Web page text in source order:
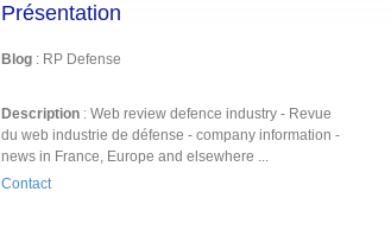
Présentation
Blog : RP Defense
Description : Web review defence industry - Revue
du web industrie de défense - company information -
news in France, Europe and elsewhere ...
Contact